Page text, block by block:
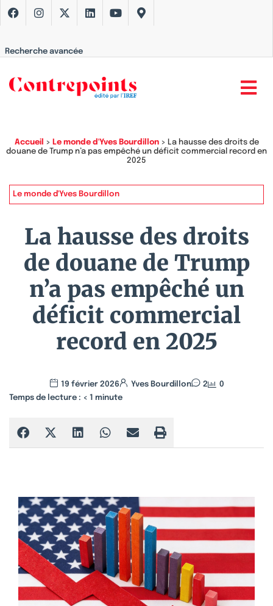
Recherche avancée
Accueil > Le monde d'Yves Bourdillon> La hausse des droits de
douane de Trump n’a pas empêché un déficit commercial record en
2025
Le monde d'Yves Bourdillon
La hausse des droits
de douane de Trump
n’a pas empêché un
déficit commercial
record en 2025
19 février 2026 Yves Bourdillon 2
0
Temps de lecture : < 1 minute